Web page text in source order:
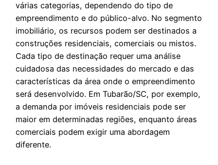
várias categorias, dependendo do tipo de
empreendimento e do público-alvo. No segmento
imobiliário, os recursos podem ser destinados a
construções residenciais, comerciais ou mistos.
Cada tipo de destinação requer uma análise
cuidadosa das necessidades do mercado e das
características da área onde o empreendimento
será desenvolvido. Em Tubarão/SC, por exemplo,
a demanda por imóveis residenciais pode ser
maior em determinadas regiões, enquanto áreas
comerciais podem exigir uma abordagem
diferente.